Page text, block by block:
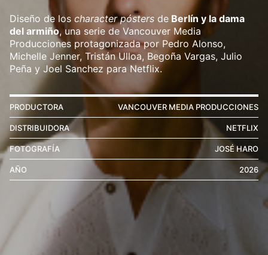
Diseño de los character pósters de Berlín y la dama
del armiño, una serie de Vancouver Media
Producciones protagonizada por Pedro Alonso,
Michelle Jenner, Tristán Ulloa, Begoña Vargas, Julio
Peña y Joel Sanchez para Netflix.
PRODUCTORA VANCOUVER MEDIA PRODUCCIONES
DISTRIBUIDORA NETFLIX
FOTOGRAFÍA JOSÉ HARO
AÑO 2026